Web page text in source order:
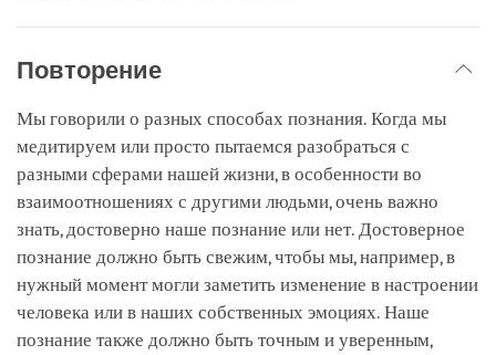
Повторение
Мы говорили о разных способах познания. Когда мы
медитируем или просто пытаемся разобраться с
разными сферами нашей жизни, в особенности во
взаимоотношениях с другими людьми, очень важно
знать, достоверно наше познание или нет. Достоверное
познание должно быть свежим, чтобы мы, например, в
нужный момент могли заметить изменение в настроении
человека или в наших собственных эмоциях. Наше
познание также должно быть точным и уверенным,